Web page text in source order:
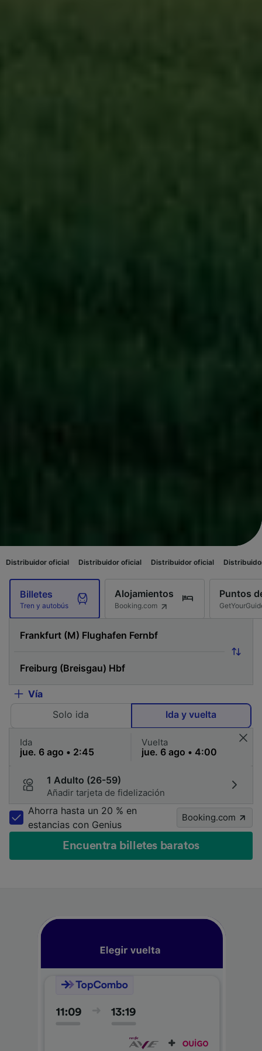
Distribuidor oficial Distribuidor oficial Distribuidor oficial
Billetes
Tren y autobús
Alojamientos
Booking.com
Puntos
Vía
Solo ida
Ida y vuelta
Ida Vuelta
1 Adulto (26-59)
Añadir tarjeta de fidelización
Ahorra hasta un 20 % en
estancias con Genius
Booking.com
Encuentra billetes baratos